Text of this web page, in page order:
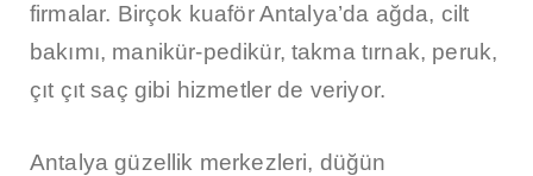
firmalar. Birçok kuaför Antalya’da ağda, cilt
bakımı, manikür-pedikür, takma tırnak, peruk,
çıt çıt saç gibi hizmetler de veriyor.
Antalya güzellik merkezleri, düğün